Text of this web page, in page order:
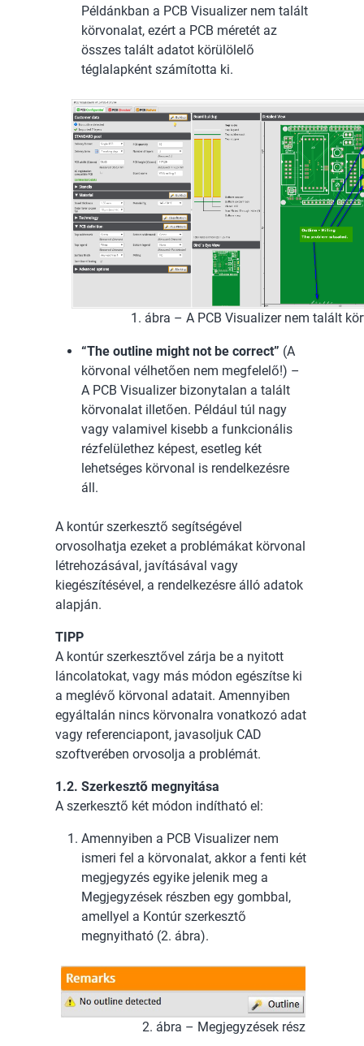
Példánkban a PCB Visualizer nem talált
körvonalat, ezért a PCB méretét az
összes talált adatot körülölelő
téglalapként számította ki.
1. ábra – A PCB Visualizer nem talált
“The outline might not be correct” (A
körvonal vélhetően nem megfelelő!) –
A PCB Visualizer bizonytalan a talált
körvonalat illetően. Például túl nagy
vagy valamivel kisebb a funkcionális
rézfelülethez képest, esetleg két
lehetséges körvonal is rendelkezésre
áll.
A kontúr szerkesztő segítségével
orvosolhatja ezeket a problémákat körvonal
létrehozásával, javításával vagy
kiegészítésével, a rendelkezésre álló adatok
alapján.
TIPP
A kontúr szerkesztővel zárja be a nyitott
láncolatokat, vagy más módon egészítse ki
a meglévő körvonal adatait. Amennyiben
egyáltalán nincs körvonalra vonatkozó adat
vagy referenciapont, javasoljuk CAD
szoftverében orvosolja a problémát.
1.2. Szerkesztő megnyitása
A szerkesztő két módon indítható el:
Amennyiben a PCB Visualizer nem
ismeri fel a körvonalat, akkor a fenti két
megjegyzés egyike jelenik meg a
Megjegyzések részben egy gombbal,
amellyel a Kontúr szerkesztő
megnyitható (2. ábra).
2. ábra – Megjegyzések rész